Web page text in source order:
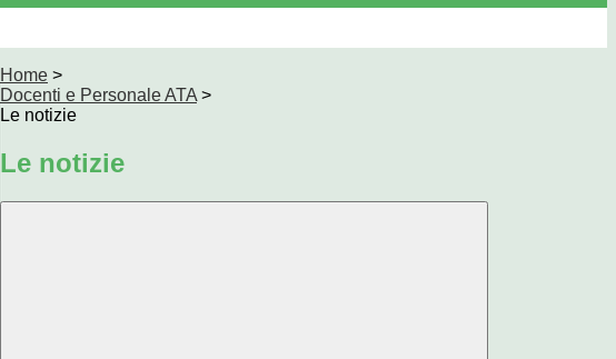
Home >
Docenti e Personale ATA >
Le notizie
Le notizie